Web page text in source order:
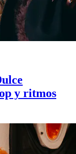
y ritmos